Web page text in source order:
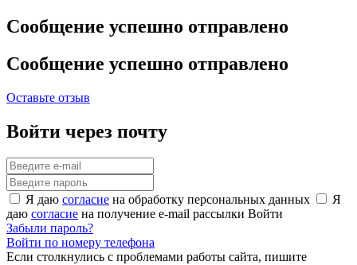
Сообщение успешно отправлено
Сообщение успешно отправлено
Оставьте отзыв
Войти через почту
Я даю согласие на обработку персональных данных
Я
даю согласие на получение e-mail рассылки Войти
Забыли пароль?
Войти по номеру телефона
Если столкнулись с проблемами работы сайта, пишите